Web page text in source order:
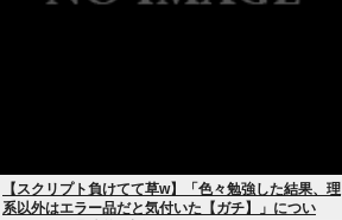
【スクリプト負けてて草w】「色々勉強した結果、理
系以外はエラー品だと気付いた【ガチ】」につい